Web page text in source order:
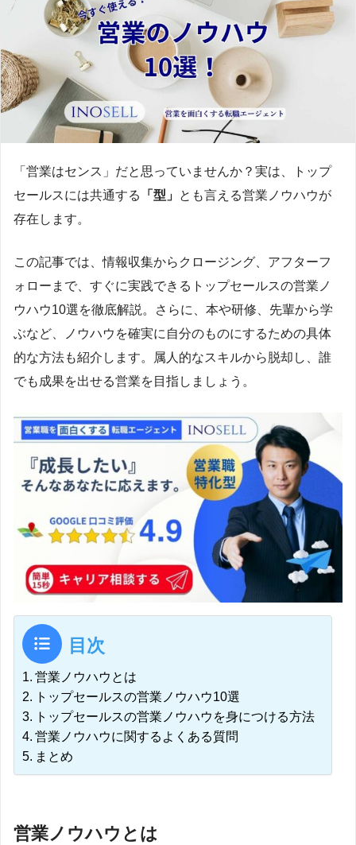
「営業はセンス」だと思っていませんか？実は、トップ
セールスには共通する
「型」 とも言える営業ノウハウが
存在します。
この記事では、情報収集からクロージング、アフターフ
ォローまで、すぐに実践できるトップセールスの営業ノ
ウハウ10選を徹底解説。さらに、本や研修、先輩から学
ぶなど、ノウハウを確実に自分のものにするための具体
的な方法も紹介します。属人的なスキルから脱却し、誰
でも成果を出せる営業を目指しましょう。
目次
営業ノウハウとは
トップセールスの営業ノウハウ10選
トップセールスの営業ノウハウを身につける方法
営業ノウハウに関するよくある質問
まとめ
営業ノウハウとは